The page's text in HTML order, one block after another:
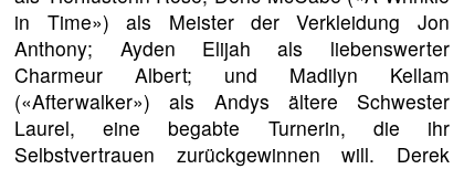
in Time») als Meister der Verkleidung Jon
Anthony; Ayden Elijah als liebenswerter
Charmeur Albert; und Madilyn Kellam
(«Afterwalker») als Andys ältere Schwester
Laurel, eine begabte Turnerin, die ihr
Selbstvertrauen zurückgewinnen will. Derek